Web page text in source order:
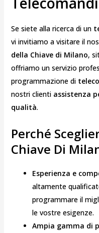
Se siete alla ricerca di un
vi invitiamo a visitare il
della Chiave di Milano,
offriamo un servizio
programmazione di
nostri clienti assistenza
qualità.
Perché
Chiave Di
Esperienza e
altamente
programmare il
le vostre esigenze.
Ampia gamma di